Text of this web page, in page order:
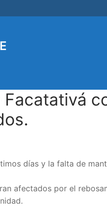
días y la falta de
afectados por el